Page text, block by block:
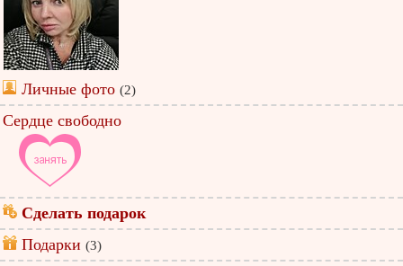
Личные фото (2)
Сердце свободно
Сделать подарок
Подарки (3)